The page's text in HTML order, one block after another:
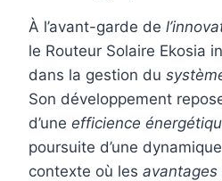
À l’avant-garde de
le Routeur Solaire Ekosia
dans la gestion du
Son développement
d’une efficience
poursuite d’une
contexte où les avantages